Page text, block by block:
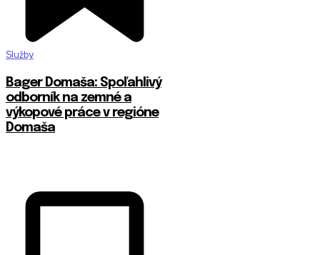
Služby
Bager Domaša: Spoľahlivý
odborník na zemné a
výkopové práce v regióne
Domaša